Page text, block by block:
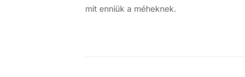
mit enniük a méheknek.